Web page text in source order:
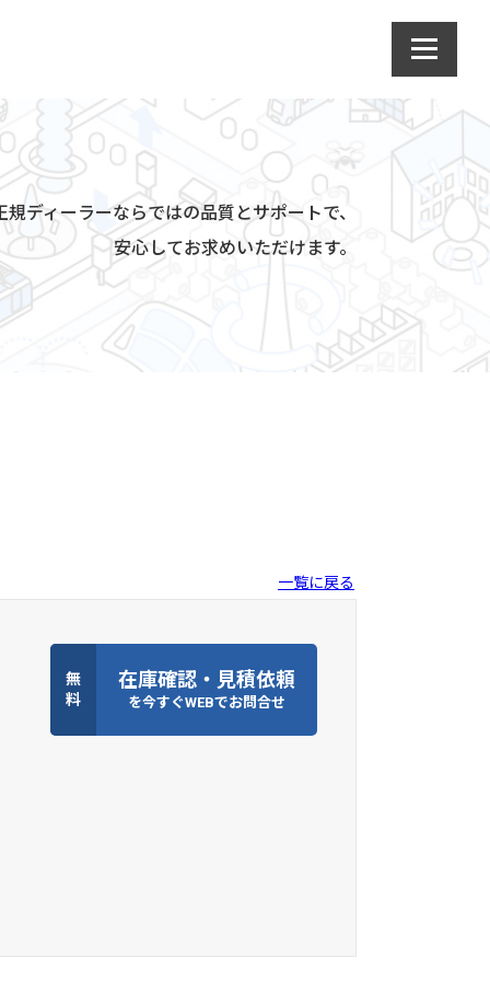
規ディーラーならではの品質とサポートで、
安心してお求めいただけます。
一覧に戻る
無
料
在庫確認・見積依頼
を今すぐWEBでお問合せ